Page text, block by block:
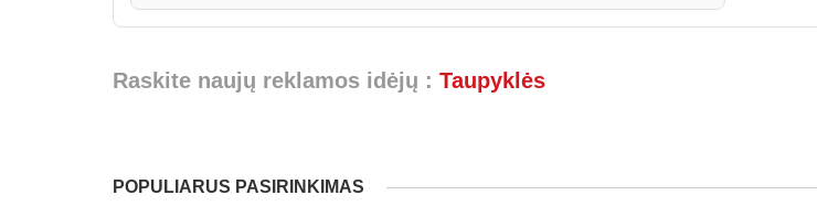
Raskite naujų reklamos idėjų : Taupyklės
POPULIARUS PASIRINKIMAS